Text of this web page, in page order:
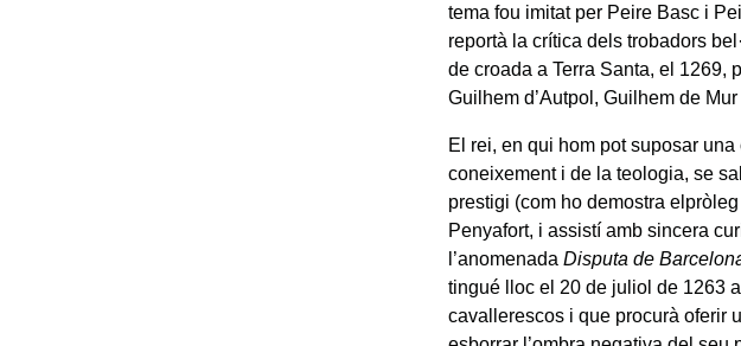
tema fou imitat per Peire Basc i
reportà la crítica dels trobadors
de croada a Terra Santa, el 1269,
Guilhem d’Autpol, Guilhem de
El rei, en qui hom pot suposar
coneixement i de la teologia, se
prestigi (com ho demostra
Penyafort, i assistí amb sincera
l’anomenadaDisputa de
tingué lloc el 20 de juliol de 1263
cavallerescos i que procurà oferir